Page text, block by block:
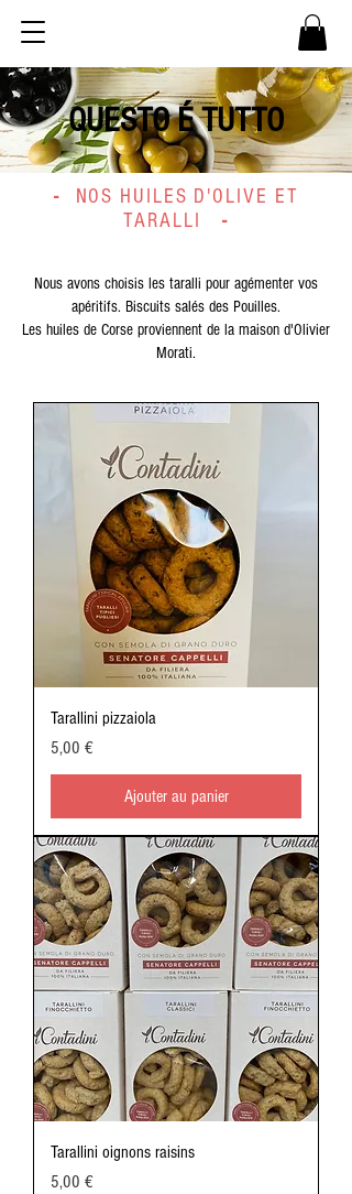
QUESTO É TUTTO
- NOS HUILES D'OLIVE ET
TARALLI
-
Nous avons choisis les taralli pour agémenter vos
apéritifs. Biscuits salés des Pouilles.
Les huiles de Corse proviennent de la maison d'Olivier
Morati.
Tarallini pizzaiola
Prix
5,00 €
Ajouter au panier
Tarallini oignons raisins
Prix
5,00 €